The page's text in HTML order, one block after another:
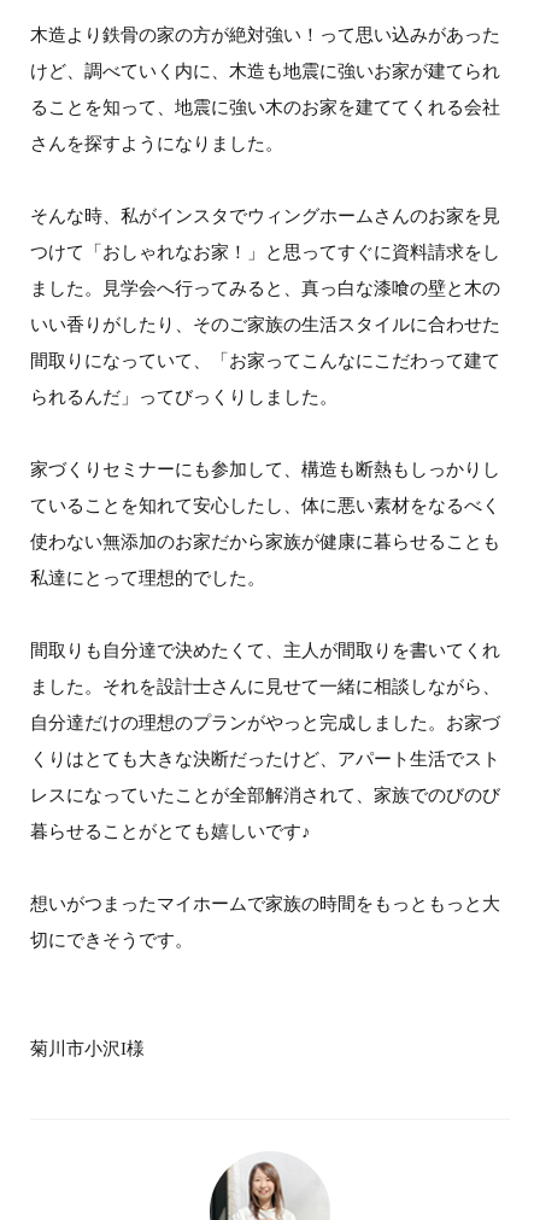
木造より鉄骨の家の方が絶対強い！って思い込みがあった
けど、調べていく内に、木造も地震に強いお家が建てられ
ることを知って、地震に強い木のお家を建ててくれる会社
さんを探すようになりました。
そんな時、私がインスタでウィングホームさんのお家を見
つけて「おしゃれなお家！」と思ってすぐに資料請求をし
ました。見学会へ行ってみると、真っ白な漆喰の壁と木の
いい香りがしたり、そのご家族の生活スタイルに合わせた
間取りになっていて、「お家ってこんなにこだわって建て
られるんだ」ってびっくりしました。
家づくりセミナーにも参加して、構造も断熱もしっかりし
ていることを知れて安心したし、体に悪い素材をなるべく
使わない無添加のお家だから家族が健康に暮らせることも
私達にとって理想的でした。
間取りも自分達で決めたくて、主人が間取りを書いてくれ
ました。それを設計士さんに見せて一緒に相談しながら、
自分達だけの理想のプランがやっと完成しました。お家づ
くりはとても大きな決断だったけど、アパート生活でスト
レスになっていたことが全部解消されて、家族でのびのび
暮らせることがとても嬉しいです♪
想いがつまったマイホームで家族の時間をもっともっと大
切にできそうです。
菊川市小沢I様